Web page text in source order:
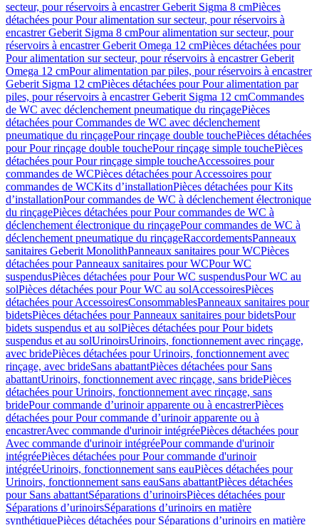
secteur, pour réservoirs à encastrer Geberit Sigma 8 cmPièces
détachées pour Pour alimentation sur secteur, pour réservoirs à
encastrer Geberit Sigma 8 cmPour alimentation sur secteur, pour
réservoirs à encastrer Geberit Omega 12 cmPièces détachées pour
Pour alimentation sur secteur, pour réservoirs à encastrer Geberit
Omega 12 cmPour alimentation par piles, pour réservoirs à encastrer
Geberit Sigma 12 cmPièces détachées pour Pour alimentation par
piles, pour réservoirs à encastrer Geberit Sigma 12 cmCommandes
de WC avec déclenchement pneumatique du rinçagePièces
détachées pour Commandes de WC avec déclenchement
pneumatique du rinçagePour rinçage double touchePièces détachées
pour Pour rinçage double touchePour rinçage simple touchePièces
détachées pour Pour rinçage simple toucheAccessoires pour
commandes de WCPièces détachées pour Accessoires pour
commandes de WCKits d’installationPièces détachées pour Kits
d’installationPour commandes de WC à déclenchement électronique
du rinçagePièces détachées pour Pour commandes de WC à
déclenchement électronique du rinçagePour commandes de WC à
déclenchement pneumatique du rinçageRaccordementsPanneaux
sanitaires Geberit MonolithPanneaux sanitaires pour WCPièces
détachées pour Panneaux sanitaires pour WCPour WC
suspendusPièces détachées pour Pour WC suspendusPour WC au
solPièces détachées pour Pour WC au solAccessoiresPièces
détachées pour AccessoiresConsommablesPanneaux sanitaires pour
bidetsPièces détachées pour Panneaux sanitaires pour bidetsPour
bidets suspendus et au solPièces détachées pour Pour bidets
suspendus et au solUrinoirsUrinoirs, fonctionnement avec rinçage,
avec bridePièces détachées pour Urinoirs, fonctionnement avec
rinçage, avec brideSans abattantPièces détachées pour Sans
abattantUrinoirs, fonctionnement avec rinçage, sans bridePièces
détachées pour Urinoirs, fonctionnement avec rinçage, sans
bridePour commande d’urinoir apparente ou à encastrerPièces
détachées pour Pour commande d’urinoir apparente ou à
encastrerAvec commande d'urinoir intégréePièces détachées pour
Avec commande d'urinoir intégréePour commande d'urinoir
intégréePièces détachées pour Pour commande d'urinoir
intégréeUrinoirs, fonctionnement sans eauPièces détachées pour
Urinoirs, fonctionnement sans eauSans abattantPièces détachées
pour Sans abattantSéparations d’urinoirsPièces détachées pour
Séparations d’urinoirsSéparations d’urinoirs en matière
synthétiquePièces détachées pour Séparations d’urinoirs en matière